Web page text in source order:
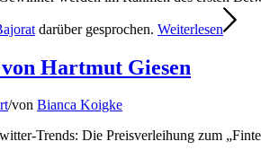
darüber gesprochen. Weiterlesen
Hartmut Giesen
/von Bianca Koigke
Trends: Die Preisverleihung zum